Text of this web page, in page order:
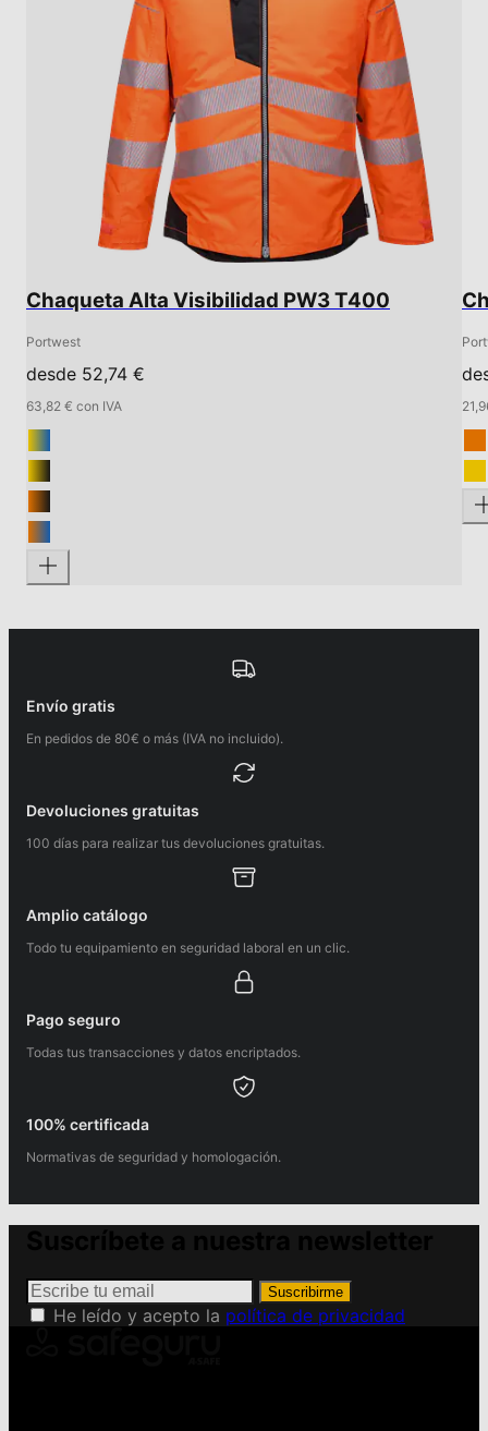
Chaqueta Alta Visibilidad PW3 T400
Portwest
desde 52,74 €
63,82 € con IVA
Envío gratis
En pedidos de 80€ o más (IVA no incluido).
Devoluciones gratuitas
100 días para realizar tus devoluciones gratuitas.
Amplio catálogo
Todo tu equipamiento en seguridad laboral en un clic.
Pago seguro
Todas tus transacciones y datos encriptados.
100% certificada
Normativas de seguridad y homologación.
Suscribirme
He leído y acepto la política de privacidad